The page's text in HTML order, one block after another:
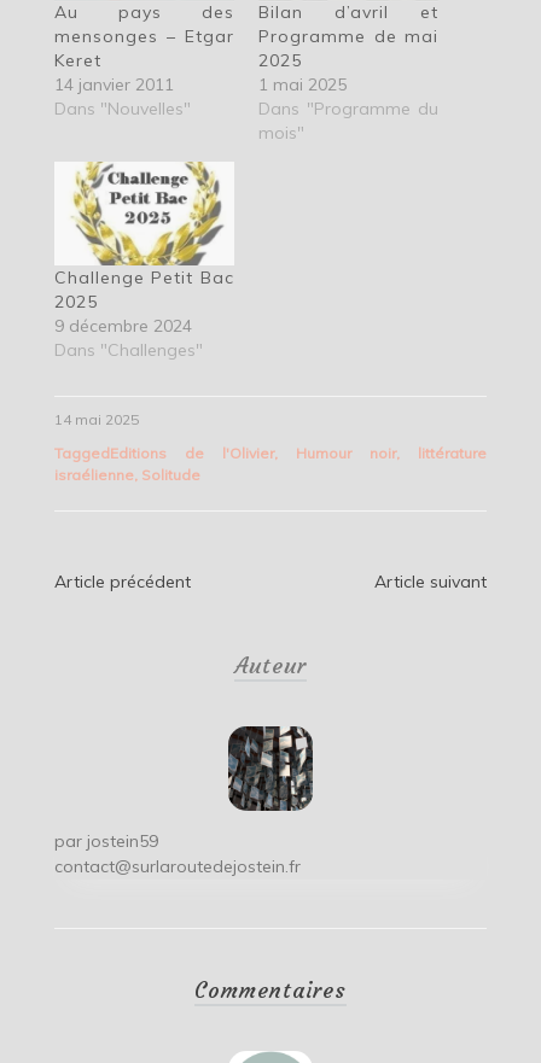
Au pays des
mensonges – Etgar
Keret
14 janvier 2011
Dans "Nouvelles"
Bilan d’avril et
Programme de mai
2025
1 mai 2025
Dans "Programme du
mois"
Challenge Petit Bac
2025
9 décembre 2024
Dans "Challenges"
14 mai 2025
TaggedEditions de l'Olivier, Humour noir, littérature
israélienne, Solitude
Navigation
Article précédent Article suivant
Auteur
par jostein59
contact@surlaroutedejostein.fr
Commentaires